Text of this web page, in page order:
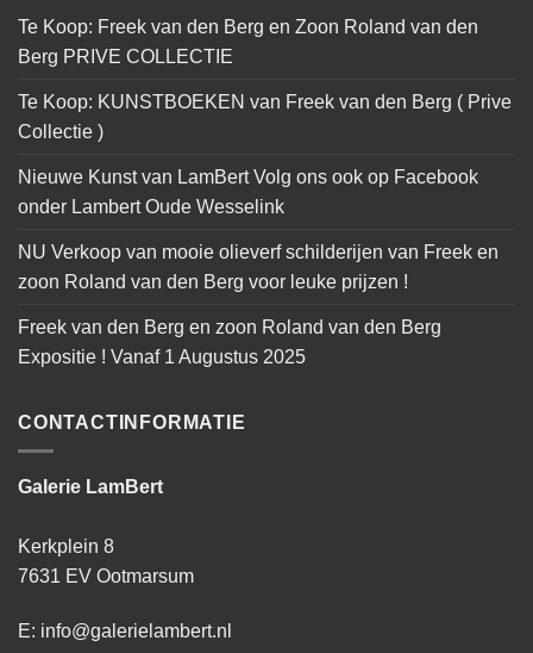
Te Koop: Freek van den Berg en Zoon Roland van den
Berg PRIVE COLLECTIE
Te Koop: KUNSTBOEKEN van Freek van den Berg ( Prive
Collectie )
Nieuwe Kunst van LamBert Volg ons ook op Facebook
onder Lambert Oude Wesselink
NU Verkoop van mooie olieverf schilderijen van Freek en
zoon Roland van den Berg voor leuke prijzen !
Freek van den Berg en zoon Roland van den Berg
Expositie ! Vanaf 1 Augustus 2025
CONTACTINFORMATIE
Galerie LamBert
Kerkplein 8
7631 EV Ootmarsum
E: info@galerielambert.nl